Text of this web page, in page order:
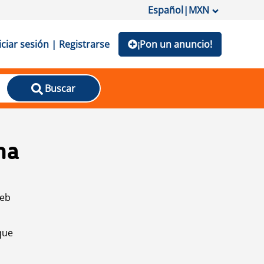
Español|MXN
sesión | Registrarse ¡Pon un anuncio!
Buscar